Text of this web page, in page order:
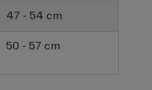
47 - 54 cm
50 - 57 cm